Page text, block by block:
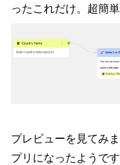
ったこれだけ。超簡単
プレビューを見てみ
プリになったようで